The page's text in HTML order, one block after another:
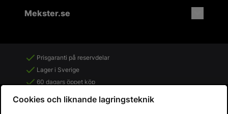
Mekster.se
Prisgaranti på reservdelar
Lager i Sverige
60 dagars öppet köp
Fria returer
Cookies och liknande lagringsteknik